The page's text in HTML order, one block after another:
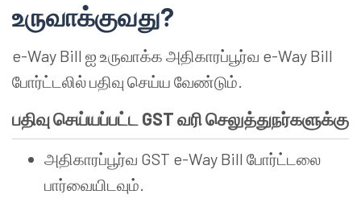
உருவாக்குவது?
e-Way Bill ஐ உருவாக்க அதிகாரப்பூர்வ e-Way Bill
போர்ட்டலில் பதிவு செய்ய வேண்டும்.
பதிவு செய்யப்பட்ட GST வரி செலுத்துநர்களுக்கு
அதிகாரப்பூர்வ GST e-Way Bill போர்ட்டலை
பார்வையிடவும்.